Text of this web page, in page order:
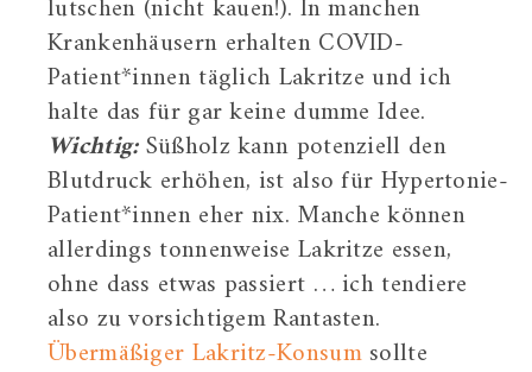
lutschen (nicht kauen!). In manchen
Krankenhäusern erhalten COVID-
Patient*innen täglich Lakritze und ich
halte das für gar keine dumme Idee.
Wichtig:Süßholz kann potenziell den
Blutdruck erhöhen, ist also für Hypertonie-
Patient*innen eher nix. Manche können
allerdings tonnenweise Lakritze essen,
ohne dass etwas passiert … ich tendiere
also zu vorsichtigem Rantasten.
Übermäßiger Lakritz-Konsumsollte